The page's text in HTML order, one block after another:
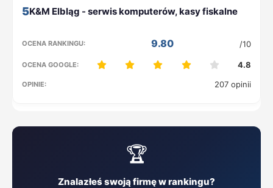
5
9.80 /10
4.8
207 opinii
🏆
Znalazłeś swoją firmę w rankingu?